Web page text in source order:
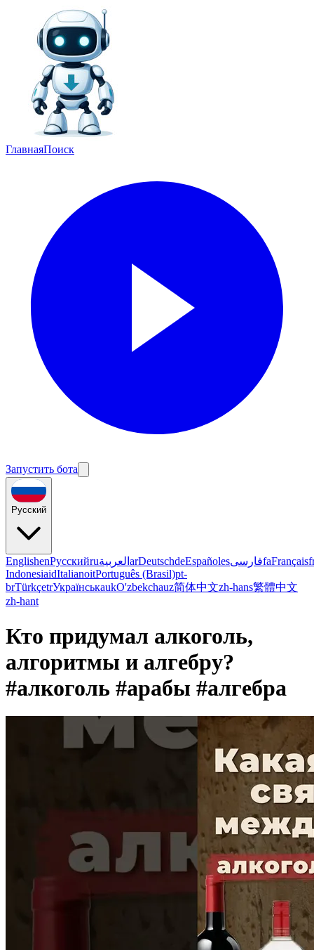
ГлавнаяПоиск
Запустить бота
Русский
EnglishenРусскийruالعربية arDeutschdeEspañolesفارسیfaFrançais
IndonesiaidItalianoitPortuguês (Brasil)pt-
brTürkçetrУкраїнськаukO'zbekchauz简体中文zh-hans繁體中文
zh-hant
Кто придумал алкоголь,
алгоритмы и алгебру?
#алкоголь #арабы #алгебра